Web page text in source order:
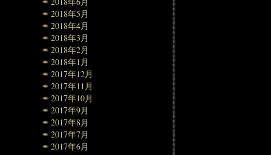
2018年5月
2018年4月
2018年3月
2018年2月
2018年1月
2017年12月
2017年11月
2017年10月
2017年9月
2017年8月
2017年7月
2017年6月